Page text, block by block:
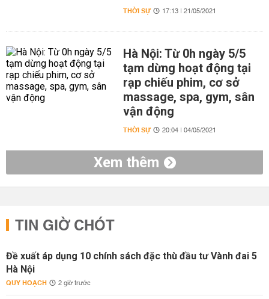
THỜI SỰ 17:13 | 21/05/2021
Hà Nội: Từ 0h ngày 5/5
tạm dừng hoạt động tại
rạp chiếu phim, cơ sở
massage, spa, gym, sân
vận động
THỜI SỰ 20:04 | 04/05/2021
Xem thêm
TIN GIỜ CHÓT
Đề xuất áp dụng 10 chính sách đặc thù đầu tư Vành đai 5
Hà Nội
QUY HOẠCH 2 giờ trước